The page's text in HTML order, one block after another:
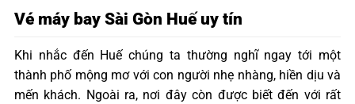
Vé máy bay Sài Gòn Huế uy tín
Khi nhắc đến Huế chúng ta thường nghĩ ngay tới một
thành phố mộng mơ với con người nhẹ nhàng, hiền dịu và
mến khách. Ngoài ra, nơi đây còn được biết đến với rất